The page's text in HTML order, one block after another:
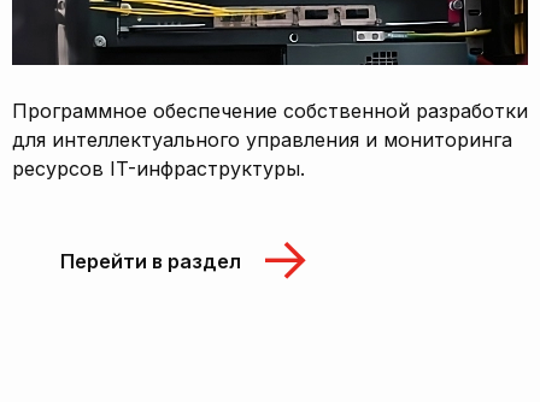
Программное обеспечение собственной разработки
для интеллектуального управления и мониторинга
ресурсов IT-инфраструктуры.
Перейти в раздел